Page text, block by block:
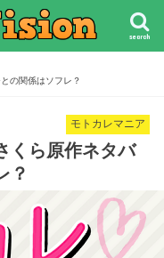
search
の関係はソフレ？
モトカレマニア
くら原作ネタバ
？